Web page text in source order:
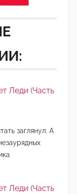
Леди (Часть
заглянул. А
Леди (Часть